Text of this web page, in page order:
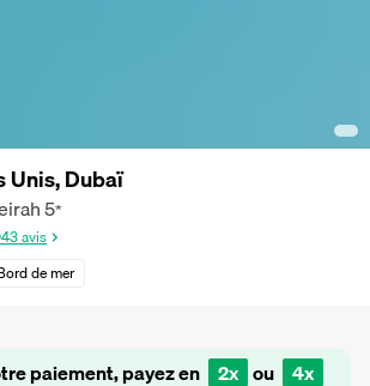
Unis, Dubaï
5*
avis
de mer
paiement, payez en 2x ou 4x